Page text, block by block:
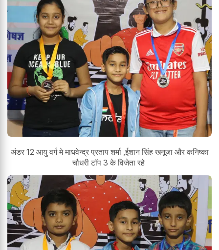
अंडर 12 आयु वर्ग मे माधवेन्द्र प्रताप शर्मा ,ईशान सिंह खनूजा और कनिष्का
चौधरी टॉप 3 के विजेता रहे